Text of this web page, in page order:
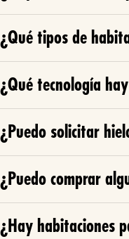
¿Qué tipos de
¿Qué tecnología
¿Puedo solicitar
¿Puedo comprar
¿Hay habitaciones